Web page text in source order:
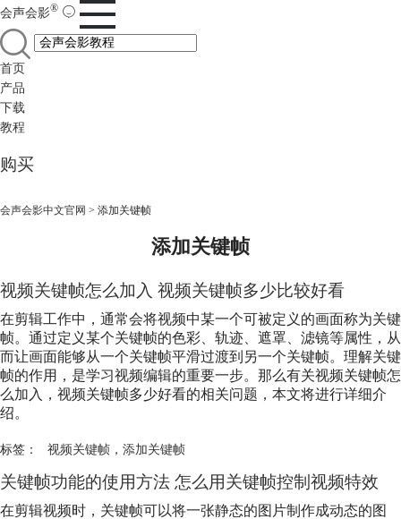
会声会影®
首页
产品
下载
教程
购买
会声会影中文官网 > 添加关键帧
添加关键帧
视频关键帧怎么加入 视频关键帧多少比较好看
在剪辑工作中，通常会将视频中某一个可被定义的画面称为关键
帧。通过定义某个关键帧的色彩、轨迹、遮罩、滤镜等属性，从
而让画面能够从一个关键帧平滑过渡到另一个关键帧。理解关键
帧的作用，是学习视频编辑的重要一步。那么有关视频关键帧怎
么加入，视频关键帧多少好看的相关问题，本文将进行详细介
绍。
标签： 视频关键帧， 添加关键帧
关键帧功能的使用方法 怎么用关键帧控制视频特效
在剪辑视频时，关键帧可以将一张静态的图片制作成动态的图